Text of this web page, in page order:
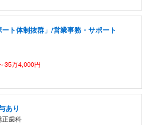
ート体制抜群」/営業事務・サポート
35万4,000円
あり
正歯科